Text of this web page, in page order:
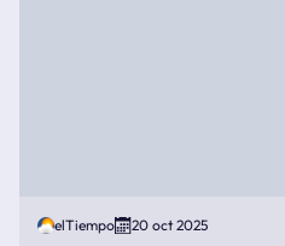
elTiempo 20 oct 2025